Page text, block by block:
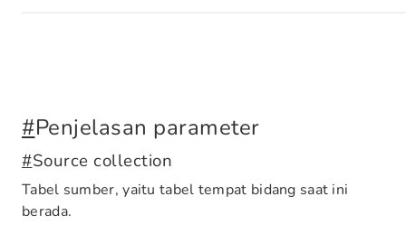
#Penjelasan parameter
#Source collection
Tabel sumber, yaitu tabel tempat bidang saat ini
berada.